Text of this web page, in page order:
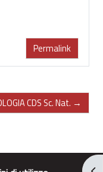
Permalink
CDS Sc. Nat. →